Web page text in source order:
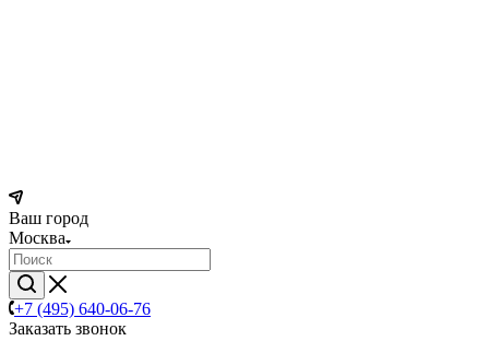
Ваш город
Москва
+7 (495) 640-06-76
Заказать звонок